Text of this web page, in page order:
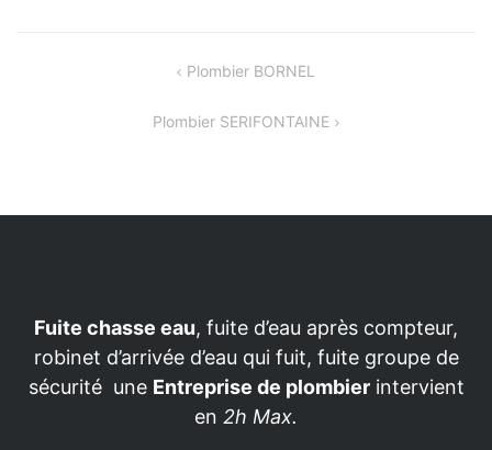
Plombier BORNEL
Plombier SERIFONTAINE
Fuite chasse eau, fuite d’eau après compteur,
robinet d’arrivée d’eau qui fuit, fuite groupe de
sécurité une Entreprise de plombierintervient
en 2h Max.